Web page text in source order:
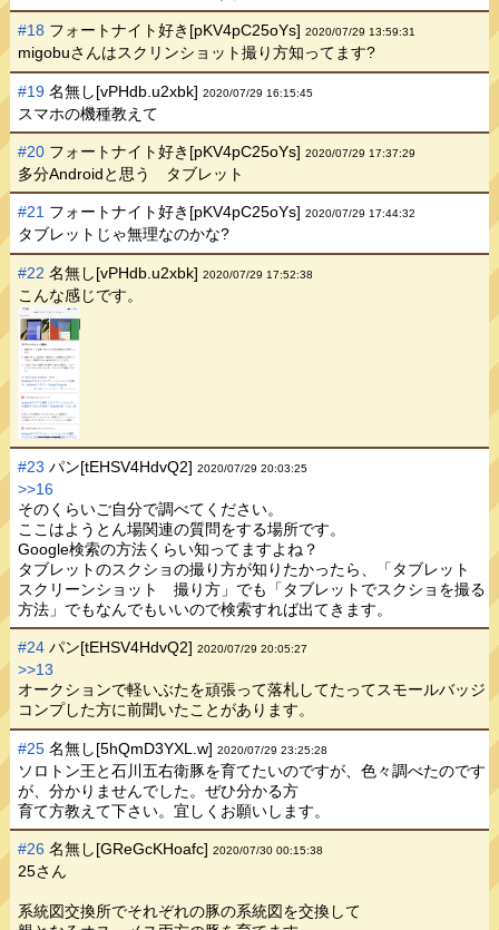
#18 フォートナイト好き[pKV4pC25oYs]2020/07/29 13:59:31
migobuさんはスクリンショット撮り方知ってます?
#19 名無し[vPHdb.u2xbk]2020/07/29 16:15:45
スマホの機種教えて
#20 フォートナイト好き[pKV4pC25oYs]2020/07/29 17:37:29
多分Androidと思う タブレット
#21 フォートナイト好き[pKV4pC25oYs]2020/07/29 17:44:32
タブレットじゃ無理なのかな?
#22 名無し[vPHdb.u2xbk]2020/07/29 17:52:38
こんな感じです。
#23 パン[tEHSV4HdvQ2]2020/07/29 20:03:25
>>16
そのくらいご自分で調べてください。
ここはようとん場関連の質問をする場所です。
Google検索の方法くらい知ってますよね？
タブレットのスクショの撮り方が知りたかったら、「タブレット
スクリーンショット 撮り方」でも「タブレットでスクショを撮る
方法」でもなんでもいいので検索すれば出てきます。
#24 パン[tEHSV4HdvQ2]2020/07/29 20:05:27
>>13
オークションで軽いぶたを頑張って落札してたってスモールバッジ
コンプした方に前聞いたことがあります。
#25 名無し[5hQmD3YXL.w]2020/07/29 23:25:28
ソロトン王と石川五右衛豚を育てたいのですが、色々調べたのです
が、分かりませんでした。ぜひ分かる方
育て方教えて下さい。宜しくお願いします。
#26 名無し[GReGcKHoafc]2020/07/30 00:15:38
25さん
系統図交換所でそれぞれの豚の系統図を交換して